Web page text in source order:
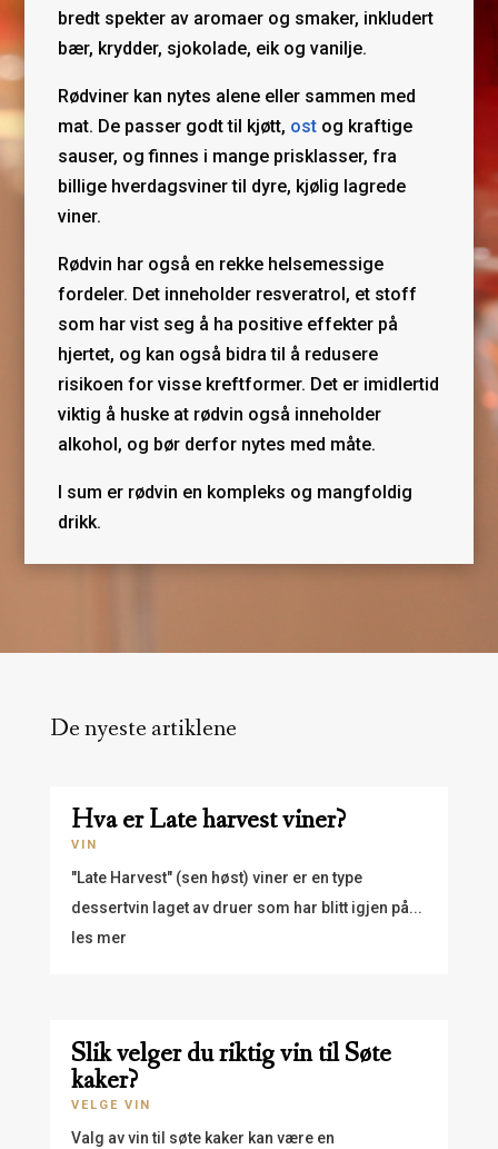
bredt spekter av aromaer og smaker, inkludert
bær, krydder, sjokolade, eik og vanilje.
Rødviner kan nytes alene eller sammen med
mat. De passer godt til kjøtt, ost og kraftige
sauser, og finnes i mange prisklasser, fra
billige hverdagsviner til dyre, kjølig lagrede
viner.
Rødvin har også en rekke helsemessige
fordeler. Det inneholder resveratrol, et stoff
som har vist seg å ha positive effekter på
hjertet, og kan også bidra til å redusere
risikoen for visse kreftformer. Det er imidlertid
viktig å huske at rødvin også inneholder
alkohol, og bør derfor nytes med måte.
I sum er rødvin en kompleks og mangfoldig
drikk.
De nyeste artiklene
Hva er Late harvest viner?
VIN
"Late Harvest" (sen høst) viner er en type
dessertvin laget av druer som har blitt igjen på...
les mer
Slik velger du riktig vin til Søte
kaker?
VELGE VIN
Valg av vin til søte kaker kan være en